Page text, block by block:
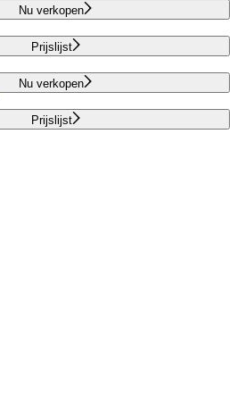
Nu verkopen
Prijslijst
Nu verkopen
Prijslijst